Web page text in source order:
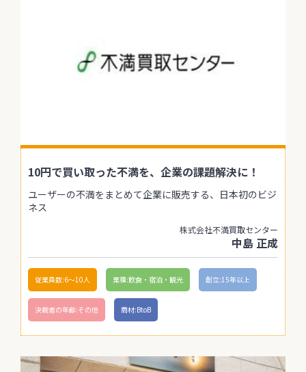
10円で買い取った不満を、企業の課題解決に！
ユーザーの不満をまとめて企業に販売する、日本初のビジ
ネス
株式会社不満買取センター
中島 正成
従業員数:6～10人 業種:飲食・宿泊・観光 創立:15年以上
決裁者の年齢:その他 商材:BtoB